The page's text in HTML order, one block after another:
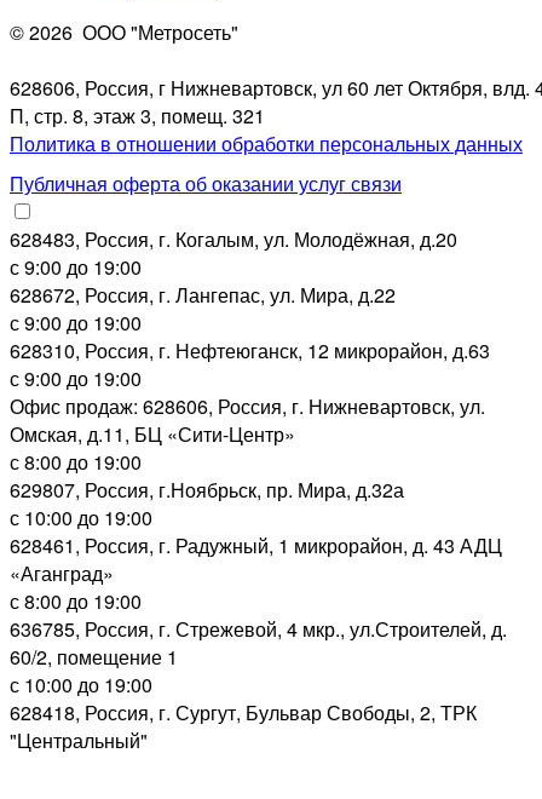
© 2026 ООО "Метросеть"
628606, Россия, г Нижневартовск, ул 60 лет Октября, влд.
П, стр. 8, этаж 3, помещ. 321
Политика в отношении обработки персональных данных
Публичная оферта об оказании услуг связи
628483, Россия, г. Когалым, ул. Молодёжная, д.20
с 9:00 до 19:00
628672, Россия, г. Лангепас, ул. Мира, д.22
с 9:00 до 19:00
628310, Россия, г. Нефтеюганск, 12 микрорайон, д.63
с 9:00 до 19:00
Офис продаж: 628606, Россия, г. Нижневартовск, ул.
Омская, д.11, БЦ «Сити-Центр»
с 8:00 до 19:00
629807, Россия, г.Ноябрьск, пр. Мира, д.32а
с 10:00 до 19:00
628461, Россия, г. Радужный, 1 микрорайон, д. 43 АДЦ
«Аганград»
с 8:00 до 19:00
636785, Россия, г. Стрежевой, 4 мкр., ул.Строителей, д.
60/2, помещение 1
с 10:00 до 19:00
628418, Россия, г. Сургут, Бульвар Свободы, 2, ТРК
"Центральный"